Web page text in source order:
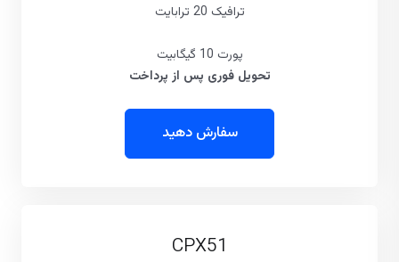
ترافیک 20 ترابایت
پورت 10 گیگابیت
تحویل فوری پس از پرداخت
سفارش دهید
CPX51